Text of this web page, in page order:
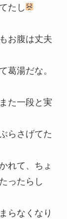
たし
お腹は丈夫
葛湯だな。
た一段と実
らさげてた
れて、ちょ
ったらし
らなくなり